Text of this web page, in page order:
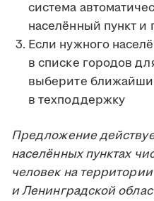
система
населённый пункт и
Если нужного
в списке городов
выберите
в техподдержку
Предложение
населённых пунктах
человек на
и Ленинградской